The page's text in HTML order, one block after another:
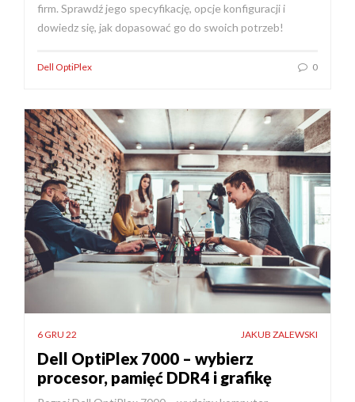
firm. Sprawdź jego specyfikację, opcje konfiguracji i
dowiedz się, jak dopasować go do swoich potrzeb!
Dell OptiPlex 0
6 GRU 22 JAKUB ZALEWSKI
Dell OptiPlex 7000 – wybierz
procesor, pamięć DDR4 i grafikę